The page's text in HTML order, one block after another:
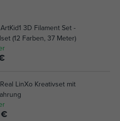
3D Filament Set -
(12 Farben, 37 Meter)
LinXo Kreativset mit